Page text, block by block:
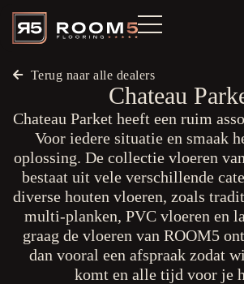
Terug naar alle dealers
Chateau
Chateau Parket heeft een ruim
Voor iedere situatie en smaak
oplossing. De collectie vloeren
bestaat uit vele verschillende
diverse houten vloeren, zoals
multi-planken, PVC vloeren en
graag de vloeren van ROOM5
dan vooral een afspraak zodat
komt en alle tijd voor je